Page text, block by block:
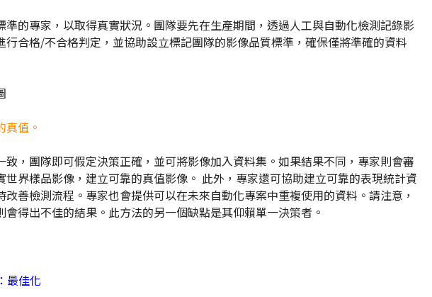
的專家，以取得真實狀況。團隊要先在生產期間，透過人工與自動化檢測記錄影
合格/不合格判定，並協助設立標記團隊的影像品質標準，確保僅將準確的資料
值。
，團隊即可假定決策正確，並可將影像加入資料集。如果結果不同，專家則會審
界樣品影像，建立可靠的真值影像。 此外，專家還可協助建立可靠的表現統計資
善檢測流程。專家也會提供可以在未來自動化專案中重複使用的資料。請注意，
得出不佳的結果。此方法的另一個缺點是其仰賴單一決策者。
最佳化